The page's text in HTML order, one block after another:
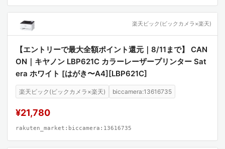
楽天ビック(ビックカメラ×楽天)
【エントリーで最大全額ポイント還元｜8/11まで】 CAN
ON｜キヤノン LBP621C カラーレーザープリンター Sat
era ホワイト [はがき〜A4][LBP621C]
楽天ビック(ビックカメラ×楽天) biccamera:13616735
¥21,780
rakuten_market:biccamera:13616735